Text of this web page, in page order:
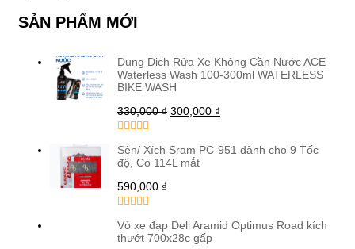
SẢN PHẨM MỚI
Dung Dịch Rửa Xe Không Cần Nước ACE
Waterless Wash 100-300ml WATERLESS
BIKE WASH
330,000₫ 300,000 ₫
Sên/ Xích Sram PC-951 dành cho 9 Tốc
độ, Có 114L mắt
590,000 ₫
Vỏ xe đạp Deli Aramid Optimus Road kích
thướt 700x28c gấp